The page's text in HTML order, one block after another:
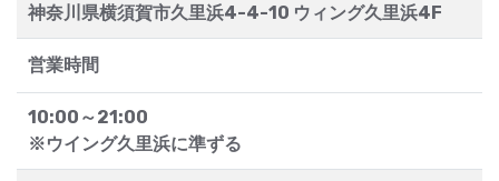
神奈川県横須賀市久里浜4-4-10 ウィング久里浜4F
営業時間
10:00～21:00
※ウイング久里浜に準ずる